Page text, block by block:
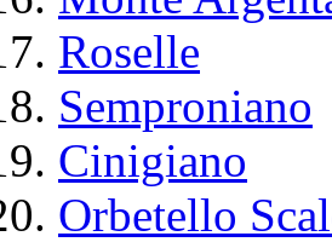
Roselle
Semproniano
Cinigiano
Orbetello